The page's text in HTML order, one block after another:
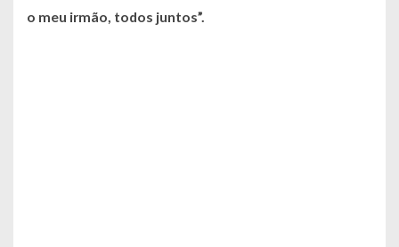
o meu irmão, todos juntos”.